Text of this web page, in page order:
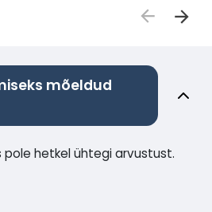
mõeldud
pole hetkel ühtegi arvustust.